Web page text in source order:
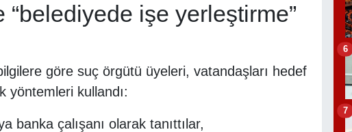
“belediyede işe yerleştirme”
göre suç örgütü üyeleri, vatandaşları hedef
yöntemleri kullandı:
banka çalışanı olarak tanıttılar,
6
7